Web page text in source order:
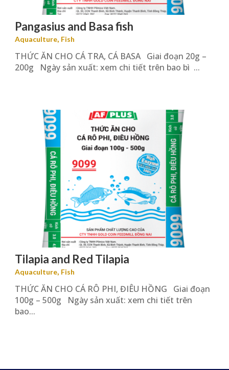
Aquaculture, Fish
Pangasius and Basa fish
THỨC ĂN CHO CÁ TRA, CÁ BASA Giai đoạn 20g –
200g Ngày sản xuất: xem chi tiết trên bao bì ...
Aquaculture, Fish
Tilapia and Red Tilapia
THỨC ĂN CHO CÁ RÔ PHI, ĐIÊU HỒNG Giai đoạn
100g – 500g Ngày sản xuất: xem chi tiết trên
bao...